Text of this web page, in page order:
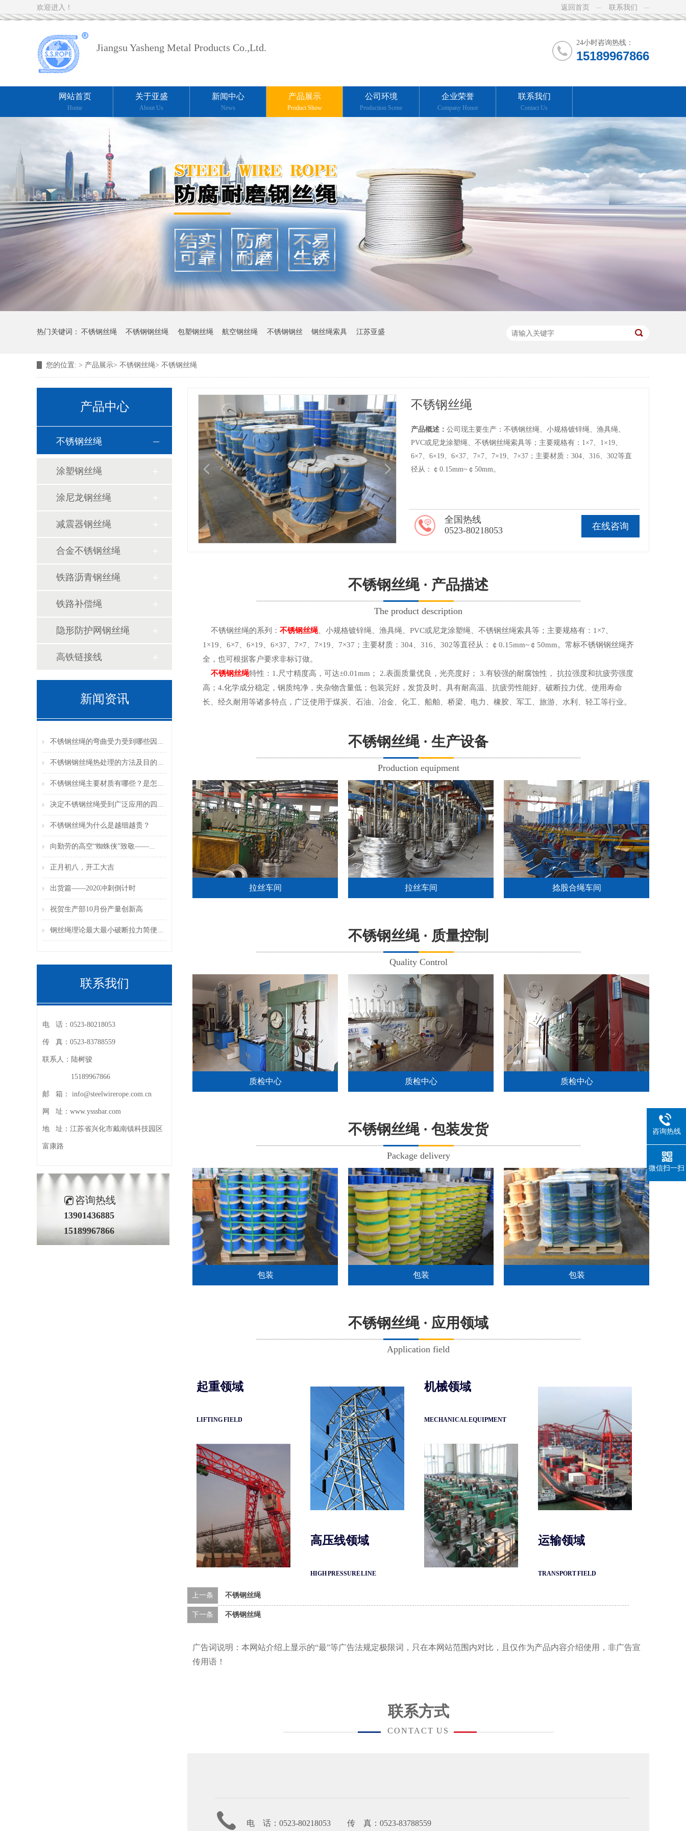
返回首页 联系我们
欢迎进入！
24小时咨询热线：
15189967866
Jiangsu Yasheng Metal Products Co.,Ltd.
网站首页
Home
关于亚盛
About Us
新闻中心
News
产品展示
Product Show
公司环境
Production Scene
企业荣誉
Company Honor
联系我们
Contact Us
热门关键词： 不锈钢丝绳 不锈钢钢丝绳 包塑钢丝绳 航空钢丝绳 不锈钢钢丝 钢丝绳索具 江苏亚盛
您的位置: > 产品展示> 不锈钢丝绳> 不锈钢丝绳
产品中心
不锈钢丝绳
涂塑钢丝绳
涂尼龙钢丝绳
减震器钢丝绳
合金不锈钢丝绳
铁路沥青钢丝绳
铁路补偿绳
隐形防护网钢丝绳
高铁链接线
新闻资讯
不锈钢丝绳的弯曲受力受到哪些因...
不锈钢钢丝绳热处理的方法及目的...
不锈钢丝绳主要材质有哪些？是怎...
决定不锈钢丝绳受到广泛应用的四...
不锈钢丝绳为什么是越细越贵？
向勤劳的高空“蜘蛛侠”致敬——...
正月初八，开工大吉
出货篇——2020冲刺倒计时
祝贺生产部10月份产量创新高
钢丝绳理论最大最小破断拉力简便...
联系我们
电 话： 0523-80218053
传 真： 0523-83788559
联系人： 陆树骏
15189967866
邮 箱： info@steelwirerope.com.cn
网 址： www.ysssbar.com
地 址： 江苏省兴化市戴南镇科技园区
富康路
咨询热线
13901436885
15189967866
2/2
不锈钢丝绳
产品概述：公司现主要生产：不锈钢丝绳、小规格镀锌绳、渔具绳、
PVC或尼龙涂塑绳、不锈钢丝绳索具等；主要规格有：1×7、1×19、
6×7、6×19、6×37、7×7、7×19、7×37；主要材质：304、316、302等直
径从：￠0.15mm~￠50mm。
在线咨询
全国热线
0523-80218053
不锈钢丝绳 · 产品描述
The product description
不锈钢丝绳的系列： 不锈钢丝绳、小规格镀锌绳、渔具绳、PVC或尼龙涂塑绳、不锈钢丝绳索具等；主要规格有：1×7、
1×19、6×7、6×19、6×37、7×7、7×19、7×37；主要材质：304、316、302等直径从：￠0.15mm~￠50mm。常标不锈钢钢丝绳齐
全，也可根据客户要求非标订做。
不锈钢丝绳特性：1.尺寸精度高，可达±0.01mm； 2.表面质量优良，光亮度好； 3.有较强的耐腐蚀性， 抗拉强度和抗疲劳强度
高；4.化学成分稳定，钢质纯净，夹杂物含量低；包装完好，发货及时。具有耐高温、抗疲劳性能好、破断拉力优、使用寿命
长、经久耐用等诸多特点，广泛使用于煤炭、石油、冶金、化工、船舶、桥梁、电力、橡胶、军工、旅游、水利、轻工等行业。
不锈钢丝绳 · 生产设备
Production equipment
拉丝车间 拉丝车间 捻股合绳车间
不锈钢丝绳 · 质量控制
Quality Control
质检中心 质检中心 质检中心
不锈钢丝绳 · 包装发货
Package delivery
包装 包装 包装
不锈钢丝绳 · 应用领域
Application field
起重领域
LIFTING FIELD
高压线领域
HIGH PRESSURE LINE
机械领域
MECHANICAL EQUIPMENT
运输领域
TRANSPORT FIELD
上一条 不锈钢丝绳
下一条 不锈钢丝绳
广告词说明：本网站介绍上显示的“最”等广告法规定极限词，只在本网站范围内对比，且仅作为产品内容介绍使用，非广告宣
传用语！
联系方式
CONTACT US
电 话：0523-80218053 传 真：0523-83788559
咨询热线
微信扫一扫